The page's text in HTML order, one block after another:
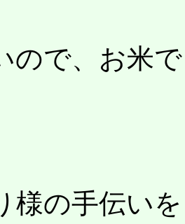
ので、お米
様の手伝い